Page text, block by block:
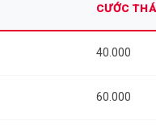
CƯỚC
40.000
60.000